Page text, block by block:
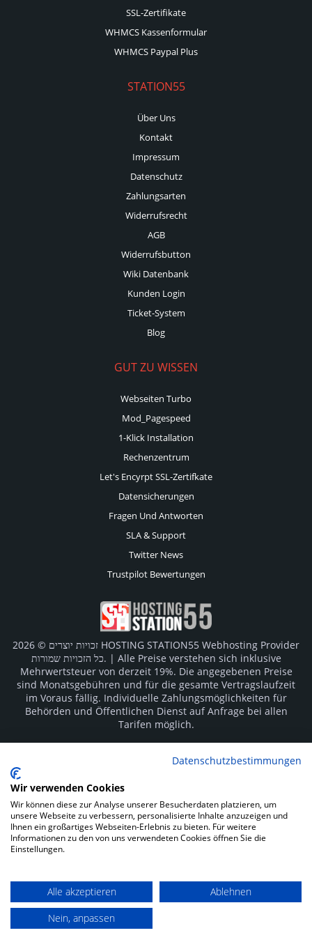
SSL-Zertifikate
WHMCS Kassenformular
WHMCS Paypal Plus
STATION55
Über Uns
Kontakt
Impressum
Datenschutz
Zahlungsarten
Widerrufsrecht
AGB
Widerrufsbutton
Wiki Datenbank
Kunden Login
Ticket-System
Blog
GUT ZU WISSEN
Webseiten Turbo
Mod_Pagespeed
1-Klick Installation
Rechenzentrum
Let's Encyrpt SSL-Zertifkate
Datensicherungen
Fragen Und Antworten
SLA & Support
Twitter News
Trustpilot Bewertungen
זכויות יוצרים © 2026 HOSTING STATION55 Webhosting Provider
כל הזכויות שמורות. | Alle Preise verstehen sich inklusive
Mehrwertsteuer von derzeit 19%. Die angegebenen Preise
sind Monatsgebühren und für die gesamte Vertragslaufzeit
im Voraus fällig. Individuelle Zahlungsmöglichkeiten für
Behörden und Öffentlichen Dienst auf Anfrage bei allen
Tarifen möglich.
Hersteller. Irrtümer vorbehalten.
SOCIAL MEDIA
Impressum Kunden Login
Zahlungsarten: Rechnung, Vorkasse, Sofortüberweisung und
Datenschutzbestimmungen
Wir verwenden Cookies
Wir können diese zur Analyse unserer Besucherdaten platzieren, um
unsere Webseite zu verbessern, personalisierte Inhalte anzuzeigen und
Ihnen ein großartiges Webseiten-Erlebnis zu bieten. Für weitere
Informationen zu den von uns verwendeten Cookies öffnen Sie die
Einstellungen.
Alle akzeptieren
Ablehnen
Nein, anpassen